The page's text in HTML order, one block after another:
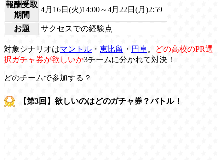
報酬受取
期間
4月16日(火)14:00～4月22日(月)2:59
お題 サクセスでの経験点
対象シナリオはマントル ・ 恵比留 ・ 円卓。
どの高校のPR選
択ガチャ券が欲しいか3チームに分かれて対決！
どのチームで参加する？
【第3回】欲しいのはどのガチャ券？バトル！